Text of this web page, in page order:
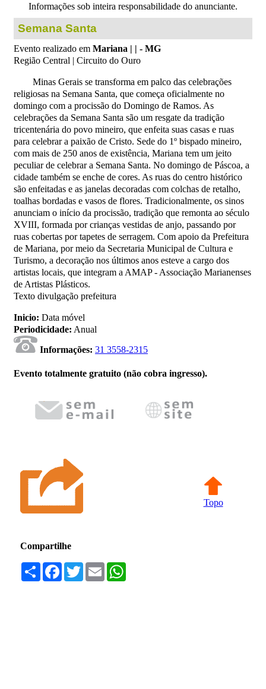
Informações sob inteira responsabilidade do anunciante.
Semana Santa
Evento realizado em Mariana | | - MG
Região Central | Circuito do Ouro
Minas Gerais se transforma em palco das celebrações
religiosas na Semana Santa, que começa oficialmente no
domingo com a procissão do Domingo de Ramos. As
celebrações da Semana Santa são um resgate da tradição
tricentenária do povo mineiro, que enfeita suas casas e ruas
para celebrar a paixão de Cristo. Sede do 1º bispado mineiro,
com mais de 250 anos de existência, Mariana tem um jeito
peculiar de celebrar a Semana Santa. No domingo de Páscoa, a
cidade também se enche de cores. As ruas do centro histórico
são enfeitadas e as janelas decoradas com colchas de retalho,
toalhas bordadas e vasos de flores. Tradicionalmente, os sinos
anunciam o início da procissão, tradição que remonta ao século
XVIII, formada por crianças vestidas de anjo, passando por
ruas cobertas por tapetes de serragem. Com apoio da Prefeitura
de Mariana, por meio da Secretaria Municipal de Cultura e
Turismo, a decoração nos últimos anos esteve a cargo dos
artistas locais, que integram a AMAP - Associação Marianenses
de Artistas Plásticos.
Texto divulgação prefeitura
Inicio: Data móvel
Periodicidade: Anual
Informações: 31 3558-2315
Evento totalmente gratuito (não cobra ingresso).
Topo
Compartilhe
Compartilhar
Facebook
TwitterEmail